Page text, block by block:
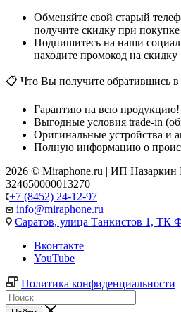
Обменяйте свой старый
получите скидку при
Подпишитесь на наши
находите промокод на скидку
📋 Что Вы получите обратившись в
Гарантию на всю продукцию!
Выгодные условия trade-in
Оригинальные устройства и
Полную информацию о
2026 © Miraphone.ru | ИП
324650000013270
+7 (8452) 24-12-97
info@miraphone.ru
Саратов, улица Танкистов 1, ТК
Вконтакте
YouTube
Политика конфиденциальности